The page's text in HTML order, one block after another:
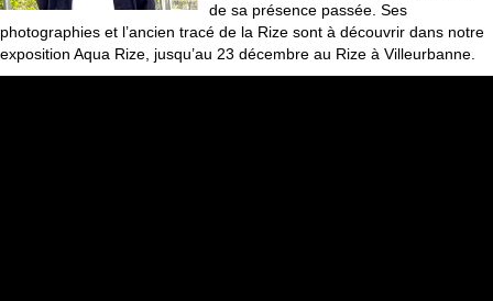
de sa présence passée. Ses
photographies et l’ancien tracé de la Rize sont à découvrir dans notre
exposition Aqua Rize, jusqu’au 23 décembre au Rize à Villeurbanne.